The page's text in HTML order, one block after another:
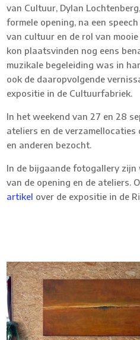
van Cultuur, Dylan
formele opening, na een
van cultuur en de rol van
kon plaatsvinden nog eens
muzikale begeleiding was in
ook de daaropvolgende
expositie in de Cultuurfabriek.
In het weekend van 27 en 28
ateliers en de verzamellocaties
en anderen bezocht.
In de bijgaande fotogallery zijn
van de opening en de ateliers.
artikel over de expositie in de